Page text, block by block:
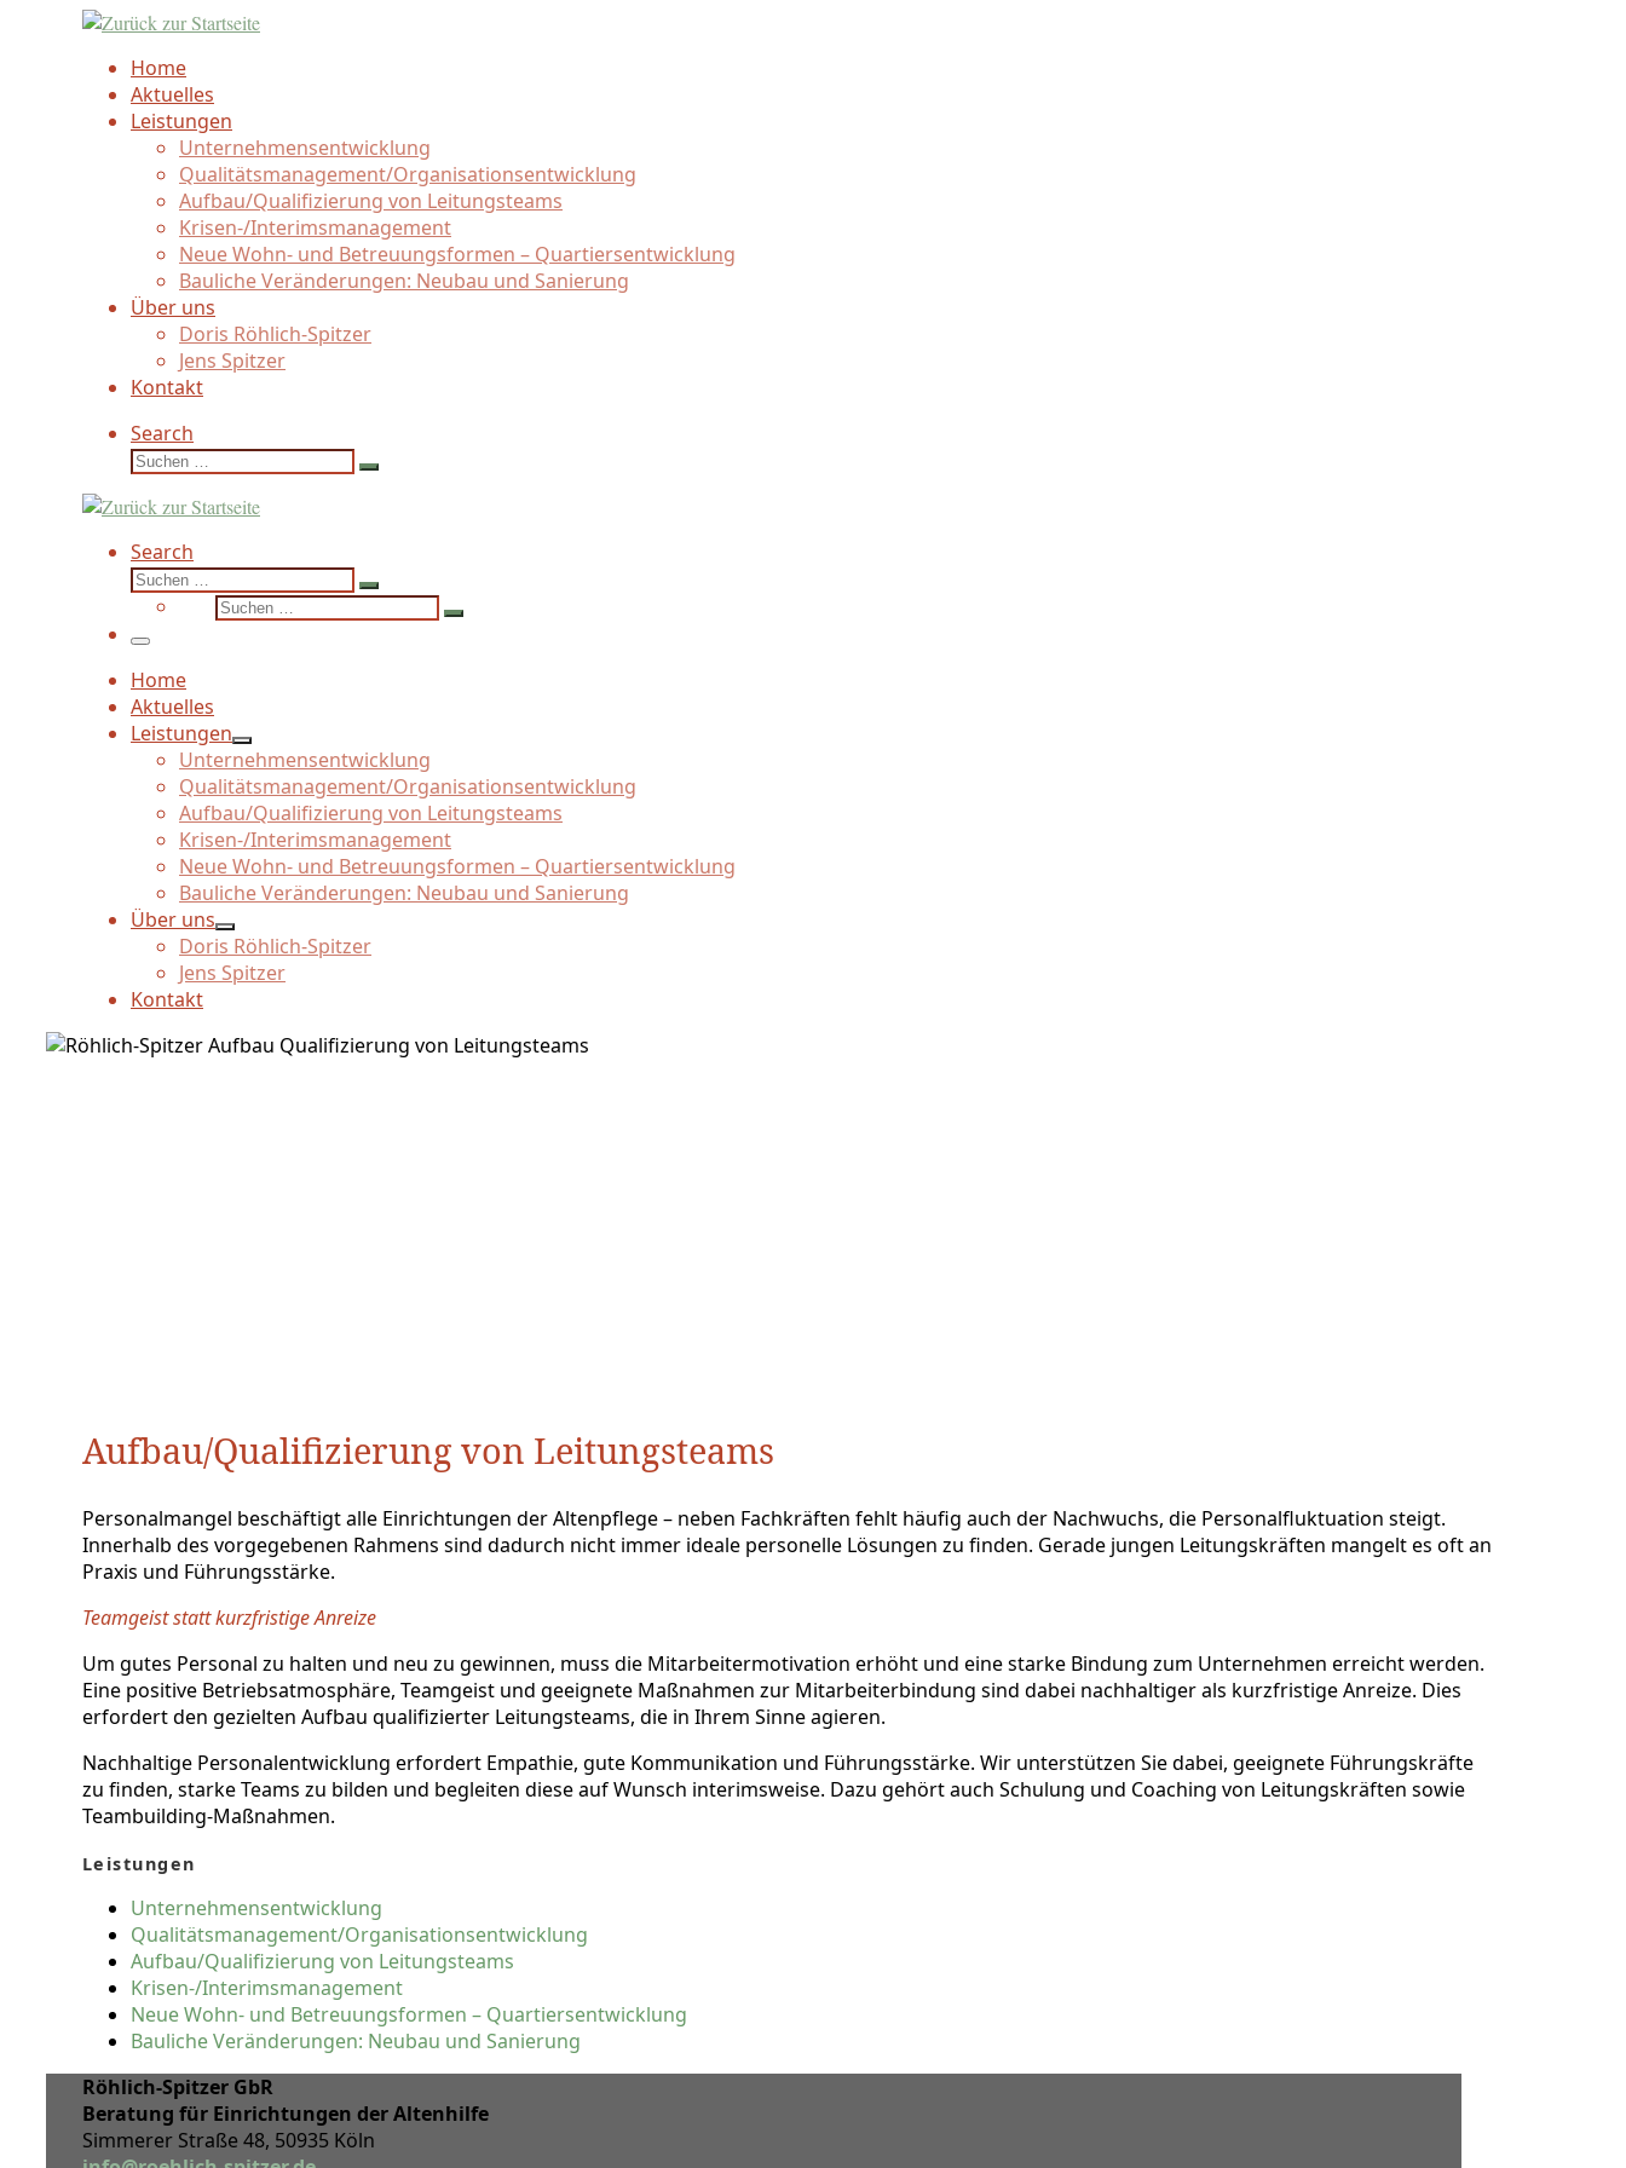
Home
Aktuelles
Leistungen
Unternehmensentwicklung
Qualitätsmanagement/Organisationsentwicklung
Aufbau/Qualifizierung von Leitungsteams
Krisen-/Interimsmanagement
Neue Wohn- und Betreuungsformen – Quartiersentwicklung
Bauliche Veränderungen: Neubau und Sanierung
Über uns
Doris Röhlich-Spitzer
Jens Spitzer
Kontakt
Search
Suche
Suchen …
Search
Suche
Suchen …
Suche
Suchen …
Menü
Home
Aktuelles
Leistungen
Unternehmensentwicklung
Qualitätsmanagement/Organisationsentwicklung
Aufbau/Qualifizierung von Leitungsteams
Krisen-/Interimsmanagement
Neue Wohn- und Betreuungsformen – Quartiersentwicklung
Bauliche Veränderungen: Neubau und Sanierung
Über uns
Doris Röhlich-Spitzer
Jens Spitzer
Kontakt
Aufbau/Qualifizierung von Leitungsteams
Personalmangel beschäftigt alle Einrichtungen der Altenpflege – neben Fachkräften fehlt häufig auch der Nachwuchs, die Personalfluktuation steigt.
Innerhalb des vorgegebenen Rahmens sind dadurch nicht immer ideale personelle Lösungen zu finden. Gerade jungen Leitungskräften mangelt es oft an
Praxis und Führungsstärke.
Teamgeist statt kurzfristige Anreize
Um gutes Personal zu halten und neu zu gewinnen, muss die Mitarbeitermotivation erhöht und eine starke Bindung zum Unternehmen erreicht werden.
Eine positive Betriebsatmosphäre, Teamgeist und geeignete Maßnahmen zur Mitarbeiterbindung sind dabei nachhaltiger als kurzfristige Anreize. Dies
erfordert den gezielten Aufbau qualifizierter Leitungsteams, die in Ihrem Sinne agieren.
Nachhaltige Personalentwicklung erfordert Empathie, gute Kommunikation und Führungsstärke. Wir unterstützen Sie dabei, geeignete Führungskräfte
zu finden, starke Teams zu bilden und begleiten diese auf Wunsch interimsweise. Dazu gehört auch Schulung und Coaching von Leitungskräften sowie
Teambuilding-Maßnahmen.
Leistungen
Unternehmensentwicklung
Qualitätsmanagement/Organisationsentwicklung
Aufbau/Qualifizierung von Leitungsteams
Krisen-/Interimsmanagement
Neue Wohn- und Betreuungsformen – Quartiersentwicklung
Bauliche Veränderungen: Neubau und Sanierung
Röhlich-Spitzer GbR
Beratung für Einrichtungen der Altenhilfe
Simmerer Straße 48, 50935 Köln